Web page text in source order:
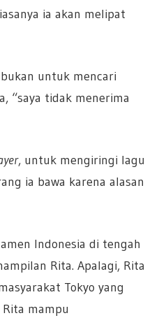
ia akan melipat
untuk mencari
“saya tidak menerima
, untuk mengiringi lagu
ia bawa karena alasan
Indonesia di tengah
Rita. Apalagi, Rita
Tokyo yang
mampu